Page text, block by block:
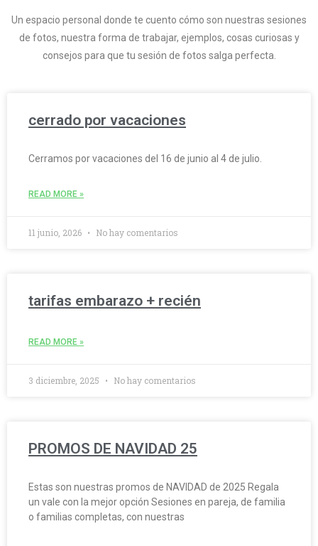
Un espacio personal donde te cuento cómo son nuestras sesiones
de fotos, nuestra forma de trabajar, ejemplos, cosas curiosas y
consejos para que tu sesión de fotos salga perfecta.
cerrado por vacaciones
Cerramos por vacaciones del 16 de junio al 4 de julio.
READ MORE »
11 junio, 2026 No hay comentarios
tarifas embarazo + recién
READ MORE »
3 diciembre, 2025 No hay comentarios
PROMOS DE NAVIDAD 25
Estas son nuestras promos de NAVIDAD de 2025 Regala
un vale con la mejor opción Sesiones en pareja, de familia
o familias completas, con nuestras